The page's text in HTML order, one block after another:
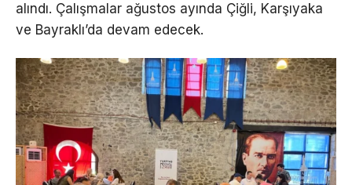
alındı. Çalışmalar ağustos ayında Çiğli, Karşıyaka
ve Bayraklı’da devam edecek.